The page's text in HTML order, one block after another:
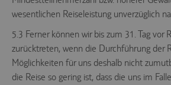
wesentlichen Reiseleistung unverzüglich
5.3 Ferner können wir bis zum 31. Tag vor
zurücktreten, wenn die Durchführung der
Möglichkeiten für uns deshalb nicht
die Reise so gering ist, dass die uns im